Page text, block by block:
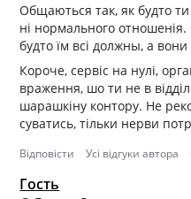
Общаються так, як будто
ні нормального
будто їм всі должны, а вони
Короче, сервіс на нулі,
враження, шо ти не в
шарашкіну контору. Не
суватись, тільки нерви
Відповісти Усі відгуки автора
Гость